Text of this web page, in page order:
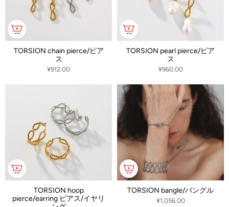
TORSION chain pierce/ピア
ス
¥912.00
TORSION pearl pierce/ピア
ス
¥960.00
TORSION hoop
pierce/earring ピアス/イヤリ
TORSION bangle/バングル
¥1,056.00